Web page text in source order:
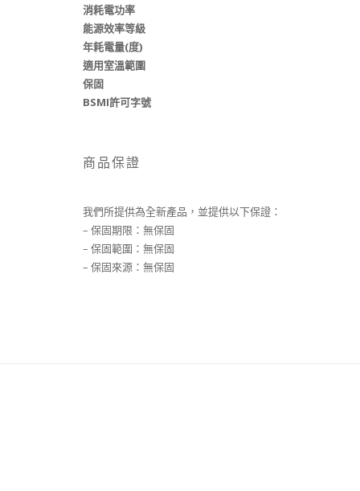
消耗電功率
能源效率等級
年耗電量(度)
適用室溫範圍
保固
BSMI許可字號
商品保證
我們所提供為全新產品，並提供以下保證：
– 保固期限：無保固
– 保固範圍：無保固
– 保固來源：無保固